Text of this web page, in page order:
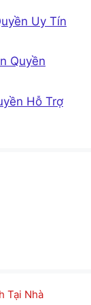
Uy Tín
Quyền
Hỗ Trợ
Tại Nhà